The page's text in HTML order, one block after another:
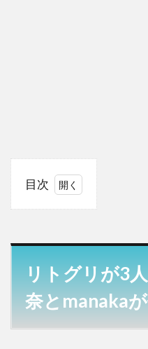
目次
何故？
芹奈と
manaka
が休養
リトグリが3
奈とmanaka